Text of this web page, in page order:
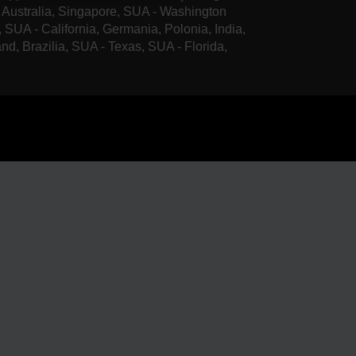
Australia, Singapore, SUA - Washington
SUA - California, Germania, Polonia, India,
Brazilia, SUA - Texas, SUA - Florida,